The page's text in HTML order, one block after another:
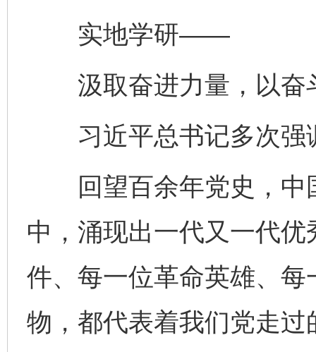
实地学研——
汲取奋进力量，以奋
习近平总书记多次强
回望百余年党史，中
中，涌现出一代又一代
件、每一位革命英雄、
物，都代表着我们党走